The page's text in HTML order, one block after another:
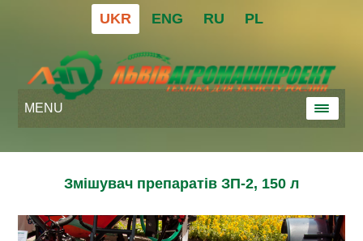
UKR ENG RU PL
MENU
Змішувач препаратів ЗП-2, 150 л